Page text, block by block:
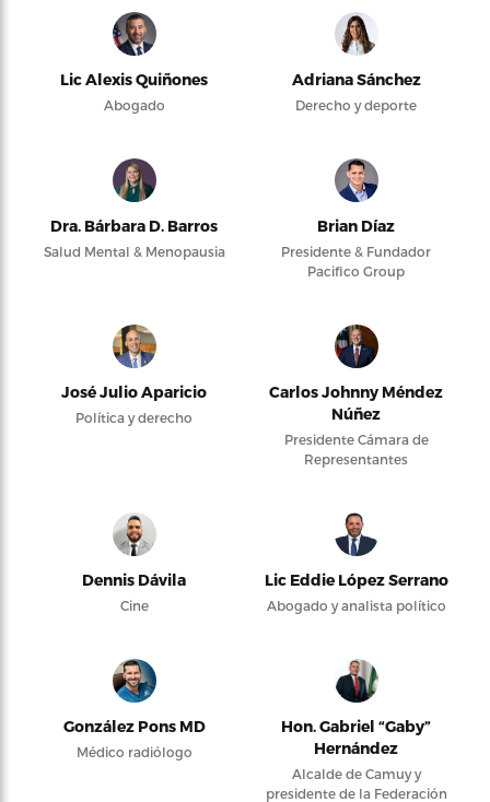
Lic Alexis Quiñones
Abogado
Adriana Sánchez
Derecho y deporte
Dra. Bárbara D. Barros
Salud Mental & Menopausia
Brian Díaz
Presidente & Fundador
Pacifico Group
José Julio Aparicio
Política y derecho
Carlos Johnny Méndez
Núñez
Presidente Cámara de
Representantes
Dennis Dávila
Cine
Lic Eddie López Serrano
Abogado y analista político
González Pons MD
Médico radiólogo
Hon. Gabriel “Gaby”
Hernández
Alcalde de Camuy y
presidente de la Federación